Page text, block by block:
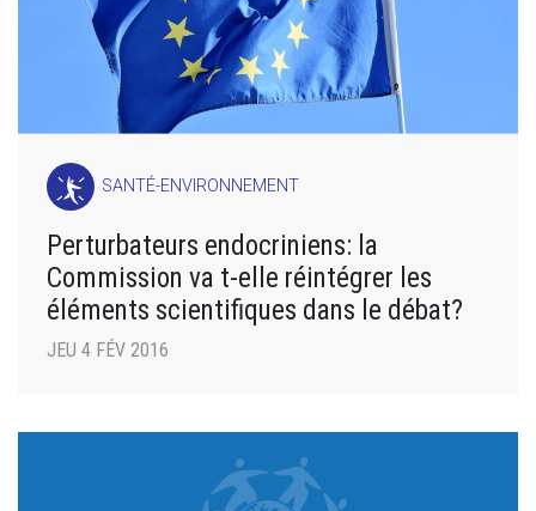
SANTÉ-ENVIRONNEMENT
Perturbateurs endocriniens: la
Commission va t-elle réintégrer les
éléments scientifiques dans le débat?
JEU 4 FÉV 2016